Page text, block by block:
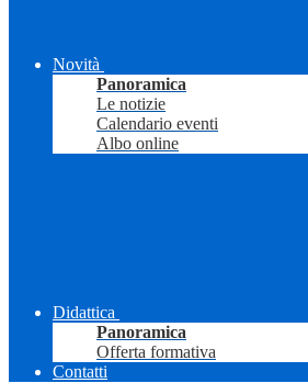
Novità
Panoramica
Le notizie
Calendario eventi
Albo online
Didattica
Panoramica
Offerta formativa
Contatti